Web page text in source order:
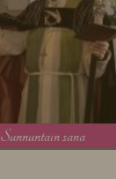
Sunnuntain sana